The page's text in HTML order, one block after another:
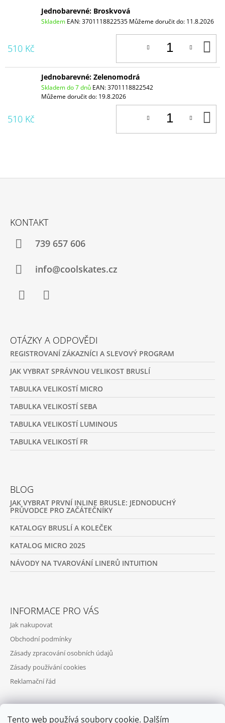
Tento web používá soubory cookie. Dalším
Jednobarevné: Broskvová
Skladem EAN:3701118822535 Můžeme doručit do: 11.8.2026
510 Kč
Jednobarevné: Zelenomodrá
Skladem do 7 dnů EAN:3701118822542
Můžeme doručit do: 19.8.2026
510 Kč
KONTAKT
739 657 606
info@coolskates.cz
OTÁZKY A ODPOVĚDI
REGISTROVANÍ ZÁKAZNÍCI A SLEVOVÝ PROGRAM
JAK VYBRAT SPRÁVNOU VELIKOST BRUSLÍ
TABULKA VELIKOSTÍ MICRO
TABULKA VELIKOSTÍ SEBA
TABULKA VELIKOSTÍ LUMINOUS
TABULKA VELIKOSTÍ FR
BLOG
JAK VYBRAT PRVNÍ INLINE BRUSLE: JEDNODUCHÝ
PRŮVODCE PRO ZAČÁTEČNÍKY
KATALOGY BRUSLÍ A KOLEČEK
KATALOG MICRO 2025
NÁVODY NA TVAROVÁNÍ LINERŮ INTUITION
INFORMACE PRO VÁS
Jak nakupovat
Obchodní podmínky
Zásady zpracování osobních údajů
Zásady používání cookies
Reklamační řád